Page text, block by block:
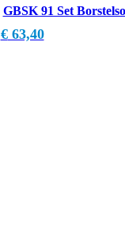
GBSK 91 Set
€63,40